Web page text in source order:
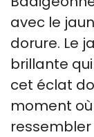
avec le
dorure. Le
brillante
cet éclat
moment